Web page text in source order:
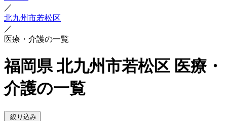
／
北九州市若松区
／
医療・介護の一覧
福岡県 北九州市若松区 医療・
介護の一覧
絞り込み